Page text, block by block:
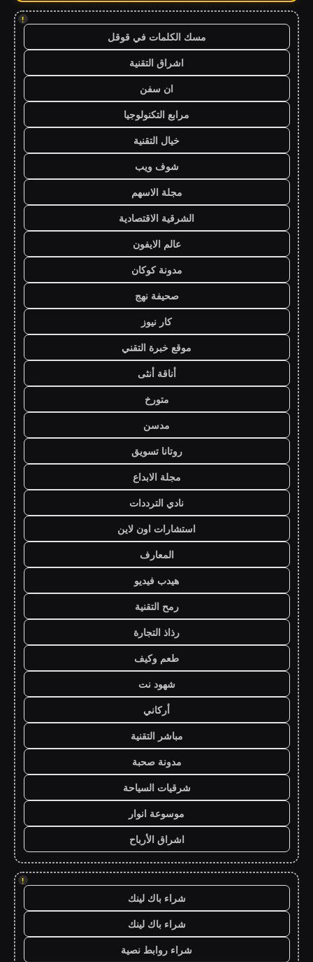
!
مسك الكلمات في قوقل
اشراق التقنية
ان سفن
مرابع التكنولوجيا
خيال التقنية
شوف ويب
مجلة الاسهم
الشرقية الاقتصادية
عالم الايفون
مدونة كوكان
صحيفة نهج
كار نيوز
موقع خبرة التقني
أناقة أنثى
متورخ
مدسن
روتانا تسويق
مجلة الابداع
نادي الترددات
استشارات اون لاين
المعارف
هيدب فيديو
رمح التقنية
رذاذ التجارة
طعم وكيف
شهود نت
أركاني
مباشر التقنية
مدونة صحبة
شرقيات السياحة
موسوعة انوار
اشراق الأرباح
!
شراء باك لينك
شراء باك لينك
شراء روابط نصية